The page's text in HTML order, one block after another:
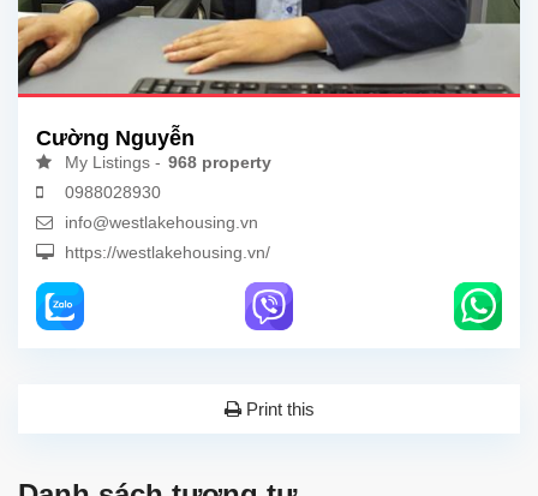
Cường Nguyễn
My Listings - 968 property
0988028930
info@westlakehousing.vn
https://westlakehousing.vn/
Print this